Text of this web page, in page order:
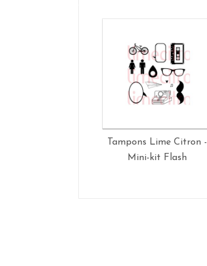
Tampons Lime Citron -
Mini-kit Flash